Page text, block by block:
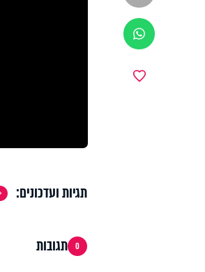
ווטסאפ
תגיות ועדכונים:
0 תגובות